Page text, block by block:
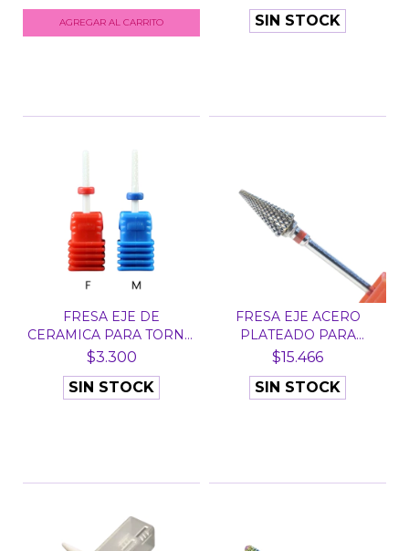
SIN STOCK
FRESA EJE DE
CERAMICA PARA TORNO
N° 10 -...
$3.300
SIN STOCK
FRESA EJE ACERO
PLATEADO PARA
TORNO - LA...
$15.466
SIN STOCK